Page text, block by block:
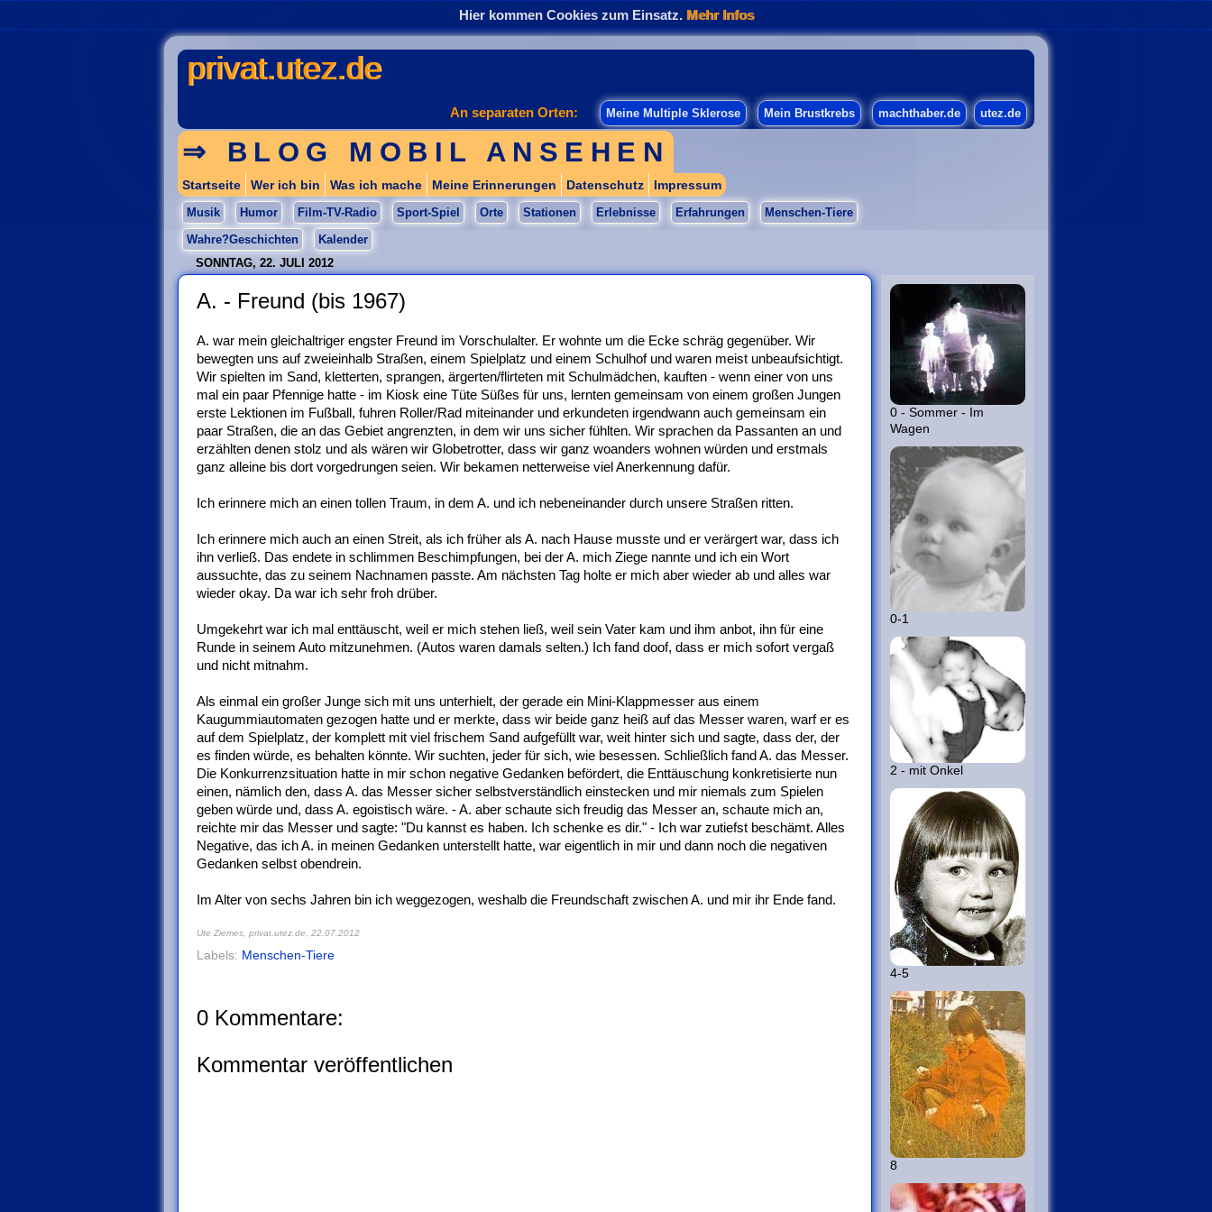
Hier kommen Cookies zum Einsatz. Mehr Infos
privat.utez.de
An separaten Orten: Meine Multiple Sklerose Mein Brustkrebs machthaber.de utez.de
⇒ BLOG MOBIL ANSEHEN
Startseite Wer ich bin Was ich mache Meine Erinnerungen Datenschutz Impressum
Musik Humor Film-TV-Radio Sport-Spiel Orte Stationen Erlebnisse Erfahrungen
Menschen-Tiere
Wahre?Geschichten
Kalender
SONNTAG, 22. JULI 2012
A. - Freund (bis 1967)
A. war mein gleichaltriger engster Freund im Vorschulalter. Er wohnte um die Ecke schräg gegenüber. Wir
bewegten uns auf zweieinhalb Straßen, einem Spielplatz und einem Schulhof und waren meist unbeaufsichtigt.
Wir spielten im Sand, kletterten, sprangen, ärgerten/flirteten mit Schulmädchen, kauften - wenn einer von uns
mal ein paar Pfennige hatte - im Kiosk eine Tüte Süßes für uns, lernten gemeinsam von einem großen Jungen
erste Lektionen im Fußball, fuhren Roller/Rad miteinander und erkundeten irgendwann auch gemeinsam ein
paar Straßen, die an das Gebiet angrenzten, in dem wir uns sicher fühlten. Wir sprachen da Passanten an und
erzählten denen stolz und als wären wir Globetrotter, dass wir ganz woanders wohnen würden und erstmals
ganz alleine bis dort vorgedrungen seien. Wir bekamen netterweise viel Anerkennung dafür.
Ich erinnere mich an einen tollen Traum, in dem A. und ich nebeneinander durch unsere Straßen ritten.
Ich erinnere mich auch an einen Streit, als ich früher als A. nach Hause musste und er verärgert war, dass ich
ihn verließ. Das endete in schlimmen Beschimpfungen, bei der A. mich Ziege nannte und ich ein Wort
aussuchte, das zu seinem Nachnamen passte. Am nächsten Tag holte er mich aber wieder ab und alles war
wieder okay. Da war ich sehr froh drüber.
Umgekehrt war ich mal enttäuscht, weil er mich stehen ließ, weil sein Vater kam und ihm anbot, ihn für eine
Runde in seinem Auto mitzunehmen. (Autos waren damals selten.) Ich fand doof, dass er mich sofort vergaß
und nicht mitnahm.
Als einmal ein großer Junge sich mit uns unterhielt, der gerade ein Mini-Klappmesser aus einem
Kaugummiautomaten gezogen hatte und er merkte, dass wir beide ganz heiß auf das Messer waren, warf er es
auf dem Spielplatz, der komplett mit viel frischem Sand aufgefüllt war, weit hinter sich und sagte, dass der, der
es finden würde, es behalten könnte. Wir suchten, jeder für sich, wie besessen. Schließlich fand A. das Messer.
Die Konkurrenzsituation hatte in mir schon negative Gedanken befördert, die Enttäuschung konkretisierte nun
einen, nämlich den, dass A. das Messer sicher selbstverständlich einstecken und mir niemals zum Spielen
geben würde und, dass A. egoistisch wäre. - A. aber schaute sich freudig das Messer an, schaute mich an,
reichte mir das Messer und sagte: "Du kannst es haben. Ich schenke es dir." - Ich war zutiefst beschämt. Alles
Negative, das ich A. in meinen Gedanken unterstellt hatte, war eigentlich in mir und dann noch die negativen
Gedanken selbst obendrein.
Im Alter von sechs Jahren bin ich weggezogen, weshalb die Freundschaft zwischen A. und mir ihr Ende fand.
Ute Ziemes, privat.utez.de, 22.07.2012
Labels: Menschen-Tiere
0 Kommentare:
Kommentar veröffentlichen
0 - Sommer - Im
Wagen
0-1
2 - mit Onkel
4-5
8